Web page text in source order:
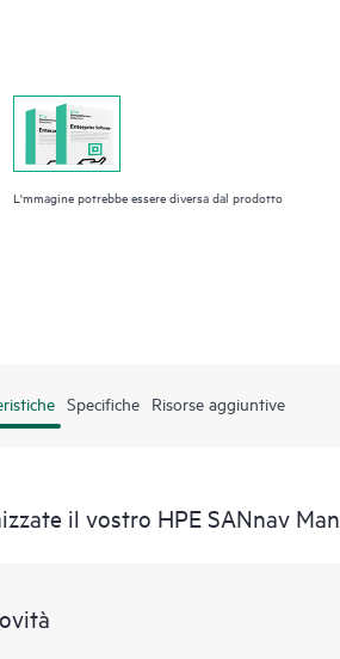
L'mmagine potrebbe essere diversa dal prodotto
Specifiche Risorse aggiuntive
il vostro HPE SANnav